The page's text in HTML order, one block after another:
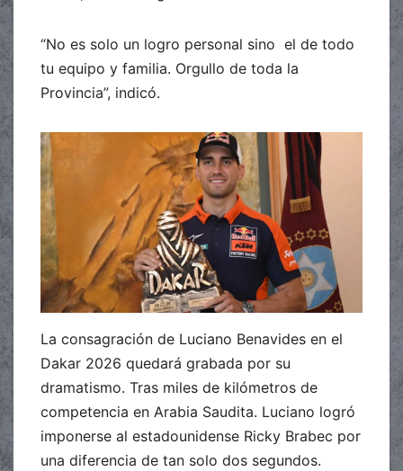
“No es solo un logro personal sino el de todo
tu equipo y familia. Orgullo de toda la
Provincia”, indicó.
La consagración de Luciano Benavides en el
Dakar 2026 quedará grabada por su
dramatismo. Tras miles de kilómetros de
competencia en Arabia Saudita. Luciano logró
imponerse al estadounidense Ricky Brabec por
una diferencia de tan solo dos segundos.